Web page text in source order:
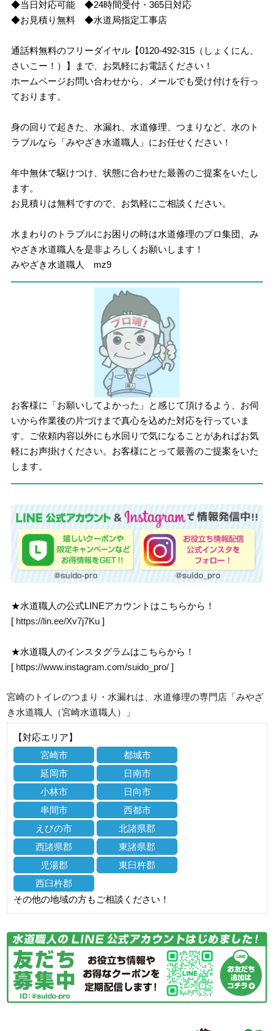
◆当日対応可能 ◆24時間受付・365日対応
◆お見積り無料 ◆水道局指定工事店
通話料無料のフリーダイヤル【0120-492-315（しょくにん、
さいこー！）】まで、お気軽にお電話ください！
ホームページお問い合わせから、メールでも受け付けを行っ
ております。
身の回りで起きた、水漏れ、水道修理、つまりなど、水のト
ラブルなら「みやざき水道職人」にお任せください！
年中無休で駆けつけ、状態に合わせた最善のご提案をいたし
ます。
お見積りは無料ですので、お気軽にご相談ください。
水まわりのトラブルにお困りの時は水道修理のプロ集団、み
やざき水道職人を是非よろしくお願いします！
みやざき水道職人 mz9
お客様に「お願いしてよかった」と感じて頂けるよう、お伺
いから作業後の片づけまで真心を込めた対応を行っていま
す。ご依頼内容以外にも水回りで気になることがあればお気
軽にお声掛けください。お客様にとって最善のご提案をいた
します。
★水道職人の公式LINEアカウントはこちらから！
[ https://lin.ee/Xv7j7Ku ]
★水道職人のインスタグラムはこちらから！
[ https://www.instagram.com/suido_pro/ ]
宮崎のトイレのつまり・水漏れは、水道修理の専門店「みやざ
き水道職人（宮崎水道職人）」
【対応エリア】
宮崎市
都城市
延岡市
日南市
小林市
日向市
串間市
西都市
えびの市
北諸県郡
西諸県郡
東諸県郡
児湯郡
東臼杵郡
西臼杵郡
その他の地域の方もご相談ください！